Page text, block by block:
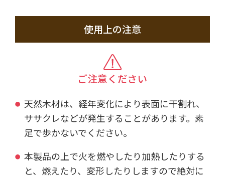
使用上の注意
ご注意ください
天然木材は、経年変化により表面に干割れ、
ササクレなどが発生することがあります。素
足で歩かないでください。
本製品の上で火を燃やしたり加熱したりする
と、燃えたり、変形したりしますので絶対に